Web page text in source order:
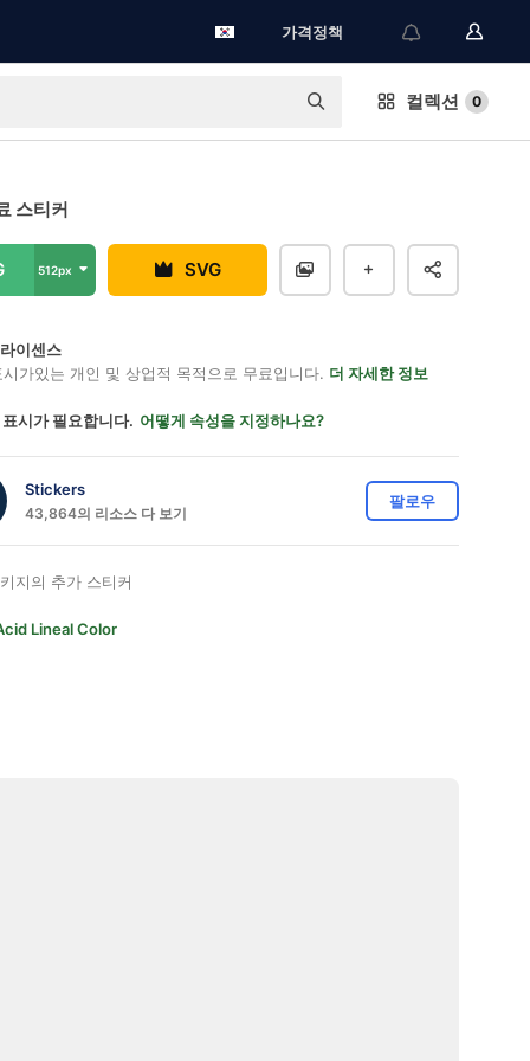
가격정책
컬렉션 0
스티커
512px SVG
이센스
가있는 개인 및 상업적 목적으로 무료입니다. 더 자세한 정보
시가 필요합니다. 어떻게 속성을 지정하나요?
Stickers
43,864의 리소스 다 보기
팔로우
지의 추가 스티커
Lineal Color